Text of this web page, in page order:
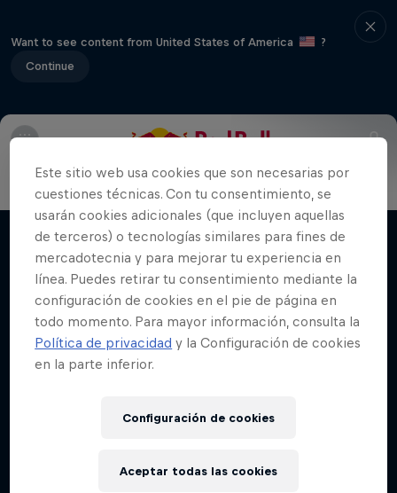
Want to see content from United States of America
?
Continue
Películas y Shows
Red Bull Batalla Nueva Historia:
20 Años de Rimas
Red Bull Batalla
BATALLA DE MC'S
Videos relacionados
Este sitio web usa cookies que son necesarias por
cuestiones técnicas. Con tu consentimiento, se
usarán cookies adicionales (que incluyen aquellas
de terceros) o tecnologías similares para fines de
mercadotecnia y para mejorar tu experiencia en
línea. Puedes retirar tu consentimiento mediante la
configuración de cookies en el pie de página en
todo momento. Para mayor información, consulta la
Política de privacidad y la Configuración de cookies
en la parte inferior.
Configuración de cookies
Aceptar todas las cookies